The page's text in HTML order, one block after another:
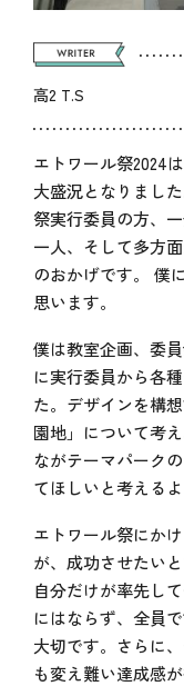
高2 T.S
エトワール祭2024
大盛況となりまし
祭実行委員の方、
一人、そして多方
のおかげです。 僕
思います。
僕は教室企画、委
に実行委員から各
た。デザインを構
園地」について考
ながテーマパーク
てほしいと考える
エトワール祭にか
が、成功させたい
自分だけが率先し
にはならず、全員
大切です。さらに
も変え難い達成感が